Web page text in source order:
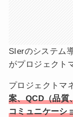
SIerのシステム
がプロジェクト
プロジェクトマ
案、QCD（品質
コミュニケーシ